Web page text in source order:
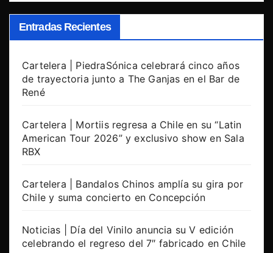
Entradas Recientes
Cartelera | PiedraSónica celebrará cinco años
de trayectoria junto a The Ganjas en el Bar de
René
Cartelera | Mortiis regresa a Chile en su “Latin
American Tour 2026” y exclusivo show en Sala
RBX
Cartelera | Bandalos Chinos amplía su gira por
Chile y suma concierto en Concepción
Noticias | Día del Vinilo anuncia su V edición
celebrando el regreso del 7″ fabricado en Chile